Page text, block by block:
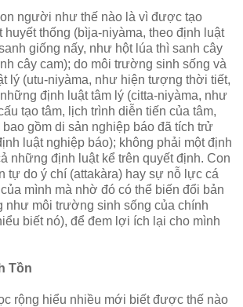
người như thế nào là vì được tạo
huyết thống (bìja-niyàma, theo định luật
giống nấy, như hột lúa thì sanh cây
cây cam); do môi trường sinh sống và
lý (utu-niyàma, như hiện tượng thời tiết,
định luật tâm lý (citta-niyàma, như
tạo tâm, lịch trình diễn tiến của tâm,
gồm di sản nghiệp báo đã tích trử
luật nghiệp báo); không phải một định
những định luật kể trên quyết định. Con
tự do ý chí (attakàra) hay sự nỗ lực cá
mình mà nhờ đó có thể biến đổi bản
như môi trường sinh sống của chính
biết nó), để đem lợi ích lại cho mình
Tồn
rộng hiểu nhiều mới biết được thế nào